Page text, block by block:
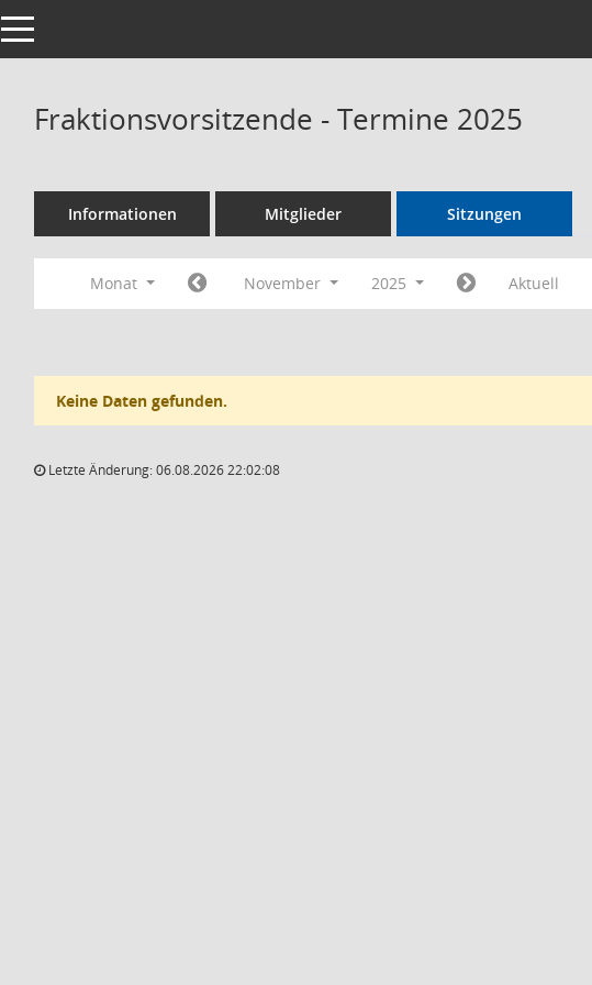
Toggle navigation
Fraktionsvorsitzende - Termine 2025
Informationen Mitglieder Sitzungen
Monat November 2025 Aktuell
Keine Daten gefunden.
Letzte Änderung: 06.08.2026 22:02:08